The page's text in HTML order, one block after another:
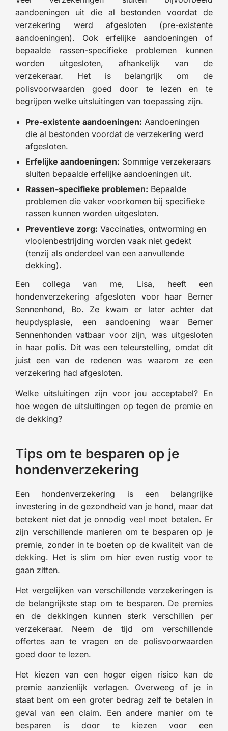
aandoeningen uit die al bestonden voordat de
verzekering werd afgesloten (pre-existente
aandoeningen). Ook erfelijke aandoeningen of
bepaalde rassen-specifieke problemen kunnen
worden uitgesloten, afhankelijk van de
verzekeraar. Het is belangrijk om de
polisvoorwaarden goed door te lezen en te
begrijpen welke uitsluitingen van toepassing zijn.
Pre-existente aandoeningen: Aandoeningen
die al bestonden voordat de verzekering werd
afgesloten.
Erfelijke aandoeningen: Sommige verzekeraars
sluiten bepaalde erfelijke aandoeningen uit.
Rassen-specifieke problemen: Bepaalde
problemen die vaker voorkomen bij specifieke
rassen kunnen worden uitgesloten.
Preventieve zorg: Vaccinaties, ontworming en
vlooienbestrijding worden vaak niet gedekt
(tenzij als onderdeel van een aanvullende
dekking).
Een collega van me, Lisa, heeft een
hondenverzekering afgesloten voor haar Berner
Sennenhond, Bo. Ze kwam er later achter dat
heupdysplasie, een aandoening waar Berner
Sennenhonden vatbaar voor zijn, was uitgesloten
in haar polis. Dit was een teleurstelling, omdat dit
juist een van de redenen was waarom ze een
verzekering had afgesloten.
Welke uitsluitingen zijn voor jou acceptabel? En
hoe wegen de uitsluitingen op tegen de premie en
de dekking?
Tips om te besparen op je
hondenverzekering
Een hondenverzekering is een belangrijke
investering in de gezondheid van je hond, maar dat
betekent niet dat je onnodig veel moet betalen. Er
zijn verschillende manieren om te besparen op je
premie, zonder in te boeten op de kwaliteit van de
dekking. Het is slim om hier even rustig voor te
gaan zitten.
Het vergelijken van verschillende verzekeringen is
de belangrijkste stap om te besparen. De premies
en de dekkingen kunnen sterk verschillen per
verzekeraar. Neem de tijd om verschillende
offertes aan te vragen en de polisvoorwaarden
goed door te lezen.
Het kiezen van een hoger eigen risico kan de
premie aanzienlijk verlagen. Overweeg of je in
staat bent om een groter bedrag zelf te betalen in
geval van een claim. Een andere manier om te
besparen is door te kiezen voor een